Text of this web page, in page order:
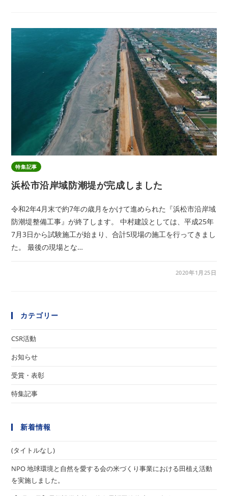
特集記事
浜松市沿岸域防潮堤が完成しました
令和2年4月末で約7年の歳月をかけて進められた『浜松市沿岸域
防潮堤整備工事』が終了します。 中村建設としては、平成25年
7月3日から試験施工が始まり、合計5現場の施工を行ってきまし
た。 最後の現場とな…
2020年1月25日
カテゴリー
CSR活動
お知らせ
受賞・表彰
特集記事
新着情報
(タイトルなし)
NPO 地球環境と自然を愛する会の米づくり事業における田植え活動
を実施しました。